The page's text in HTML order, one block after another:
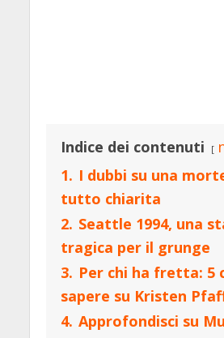
Indice dei contenuti
1. I dubbi su una
tutto chiarita
2. Seattle 1994, una
tragica per il grunge
3. Per chi ha fretta: 5
sapere su Kristen
4. Approfondisci su